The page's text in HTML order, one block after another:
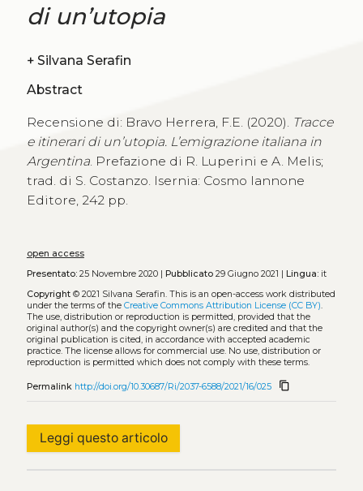
di un’utopia
+ Silvana Serafin
Abstract
Recensione di: Bravo Herrera, F.E. (2020). Tracce
e itinerari di un’utopia. L’emigrazione italiana in
Argentina. Prefazione di R. Luperini e A. Melis;
trad. di S. Costanzo. Isernia: Cosmo Iannone
Editore, 242 pp.
open access
Presentato:25 Novembre 2020 | Pubblicato29 Giugno 2021 | Lingua:it
Copyright© 2021 Silvana Serafin. This is an open-access work distributed
under the terms of the Creative Commons Attribution License (CC BY).
The use, distribution or reproduction is permitted, provided that the
original author(s) and the copyright owner(s) are credited and that the
original publication is cited, in accordance with accepted academic
practice. The license allows for commercial use. No use, distribution or
reproduction is permitted which does not comply with these terms.
Permalink http://doi.org/10.30687/Ri/2037-6588/2021/16/025 content_copy
Leggi questo articolo